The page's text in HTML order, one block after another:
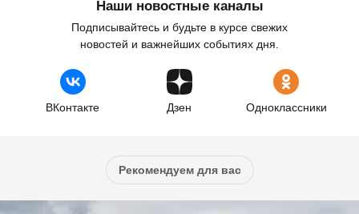
Наши новостные каналы
Подписывайтесь и будьте в курсе свежих
новостей и важнейших событиях дня.
ВКонтакте Дзен Одноклассники
Рекомендуем для вас